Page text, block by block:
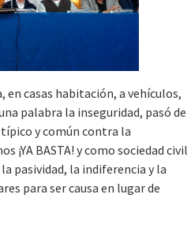
en casas habitación, a vehículos,
palabra la inseguridad, pasó de
y común contra la
¡YA BASTA! y como sociedad civil
pasividad, la indiferencia y la
para ser causa en lugar de